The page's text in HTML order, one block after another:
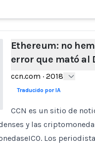
Ethereum: no
error que mató al
ccn.com · 2018
Traducido por IA
CCN es un sitio de
y las
Los